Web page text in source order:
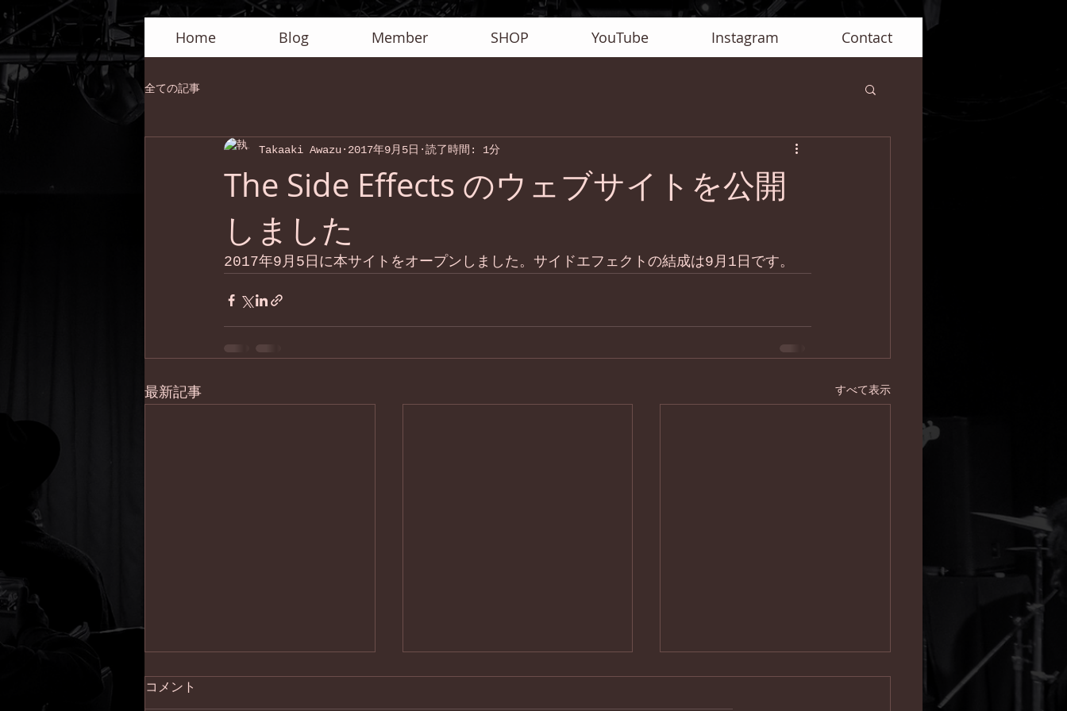
Home Blog Member SHOP YouTube Instagram Contact
全ての記事
The Side Effects のウェブサイトを公開
しました
Takaaki Awazu 2017年9月5日 読了時間: 1分
2017年9月5日に本サイトをオープンしました。サイドエフェクトの結成は9月1日です。
最新記事 すべて表示
コメント